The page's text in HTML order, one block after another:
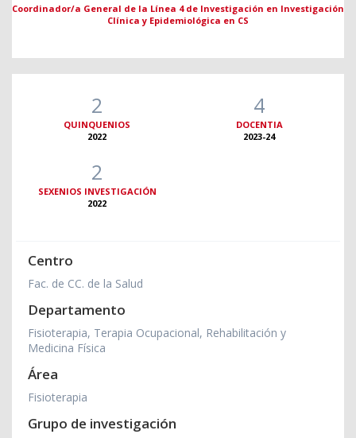
Coordinador/a General de la Línea 4 de Investigación en Investigación
Clínica y Epidemiológica en CS
2
QUINQUENIOS
2022
4
DOCENTIA
2023-24
2
SEXENIOS INVESTIGACIÓN
2022
Centro
Fac. de CC. de la Salud
Departamento
Fisioterapia, Terapia Ocupacional, Rehabilitación y
Medicina Física
Área
Fisioterapia
Grupo de investigación